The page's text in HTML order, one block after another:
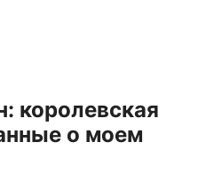
королевская
о моем